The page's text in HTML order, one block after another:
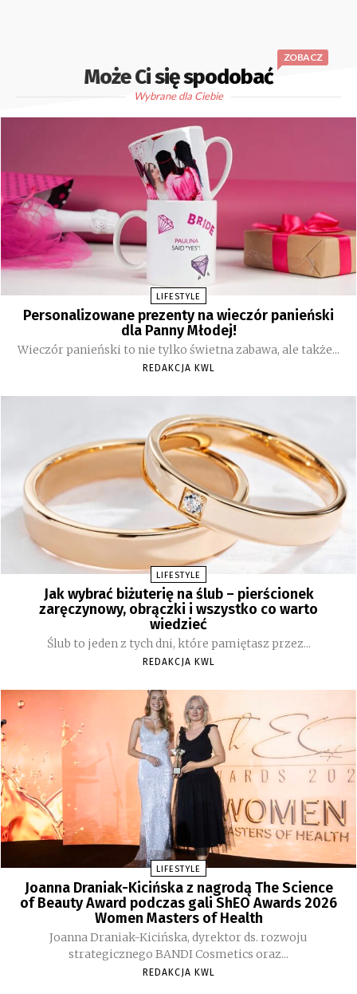
Może Ci się spodobać
ZOBACZ
Wybrane dla Ciebie
LIFESTYLE
Personalizowane prezenty na wieczór panieński
dla Panny Młodej!
Wieczór panieński to nie tylko świetna zabawa, ale także...
REDAKCJA KWL
LIFESTYLE
Jak wybrać biżuterię na ślub – pierścionek
zaręczynowy, obrączki i wszystko co warto
wiedzieć
Ślub to jeden z tych dni, które pamiętasz przez...
REDAKCJA KWL
LIFESTYLE
Joanna Draniak-Kicińska z nagrodą The Science
of Beauty Award podczas gali ShEO Awards 2026
Women Masters of Health
Joanna Draniak-Kicińska, dyrektor ds. rozwoju
strategicznego BANDI Cosmetics oraz...
REDAKCJA KWL